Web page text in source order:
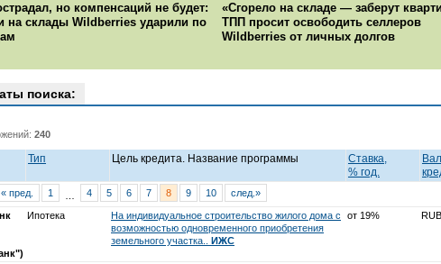
но компенсаций не будет:
на склады Wildberries ударили по
«Сгорело на складе — заберут
ТПП просит освободить селлеров
Wildberries от личных долгов
поиска:
240
Тип Цель кредита. Название программы
Ставка,
% год.
« пред. 1 4 5 6 7 8 9 10 след.»
Ипотека
На индивидуальное строительство жилого дома с
возможностью одновременного приобретения
земельного участка.. ИЖС
от 19% RUB